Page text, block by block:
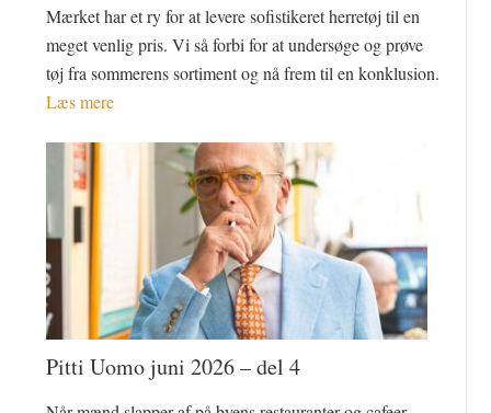
Mærket har et ry for at levere sofistikeret herretøj til en
meget venlig pris. Vi så forbi for at undersøge og prøve
tøj fra sommerens sortiment og nå frem til en konklusion.
Læs mere
Pitti Uomo juni 2026 – del 4